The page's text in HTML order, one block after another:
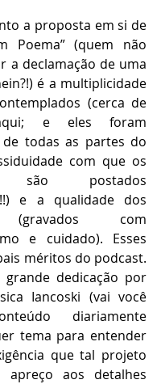
a proposta em si de
Poema” (quem não
a declamação de uma
é a multiplicidade
(cerca de
e eles foram
de todas as partes do
com que os
são postados
e a qualidade dos
(gravados com
e cuidado). Esses
méritos do podcast.
grande dedicação por
Iancoski (vai você
diariamente
tema para entender
que tal projeto
aos detalhes